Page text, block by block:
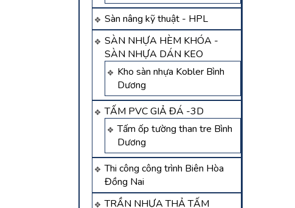
Sàn nâng kỹ thuật - HPL
SÀN NHỰA HÈM KHÓA -
SÀN NHỰA DÁN KEO
Kho sàn nhựa Kobler Bình
Dương
TẤM PVC GIẢ ĐÁ -3D
Tấm ốp tường than tre Bình
Dương
Thi công công trình Biên Hòa
Đồng Nai
TRẦN NHỰA THẢ TẤM